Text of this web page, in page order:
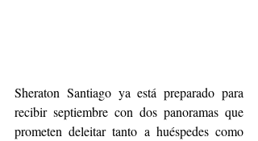
Sheraton Santiago ya está preparado para
recibir septiembre con dos panoramas que
prometen deleitar tanto a huéspedes como